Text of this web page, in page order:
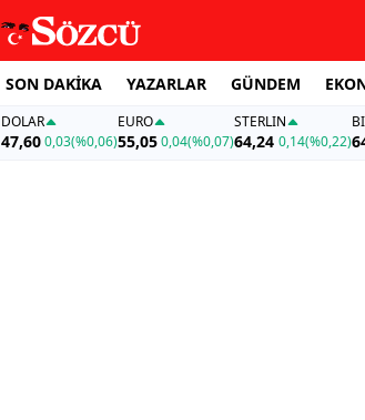
SON DAKİKA YAZARLAR GÜNDEM
DOLAR
47,600,03(%0,06)
EURO
55,05 0,04(%0,07)
STERLIN
64,24 0,14(%0,22)